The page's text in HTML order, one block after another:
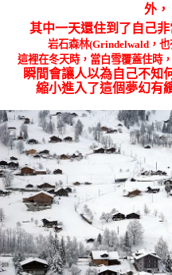
外，
其中一天還住到了自己非
岩石森林(Grindelwald，也
這裡在冬天時，當白雪覆蓋住時
瞬間會讓人以為自己不知
縮小進入了這個夢幻有